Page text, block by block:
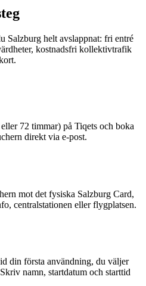
Salzburg helt avslappnat: fri entré
kostnadsfri kollektivtrafik
72 timmar) på Tiqets och boka
direkt via e-post.
mot det fysiska Salzburg Card,
centralstationen eller flygplatsen.
din första användning, du väljer
namn, startdatum och starttid